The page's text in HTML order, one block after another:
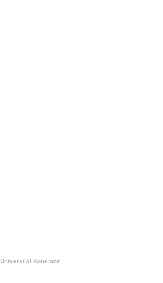
Universität Konstanz